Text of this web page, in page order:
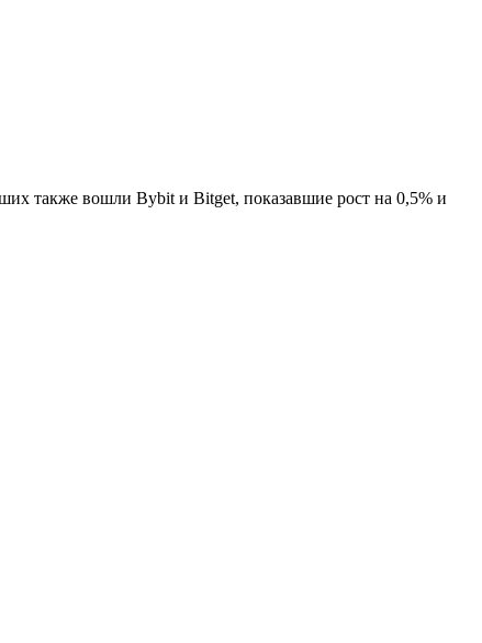
также вошли Bybit и Bitget, показавшие рост на 0,5% и